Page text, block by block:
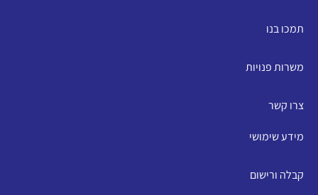
תמכו בנו
משרות פנויות
צרו קשר
מידע שימושי
קבלה ורישום